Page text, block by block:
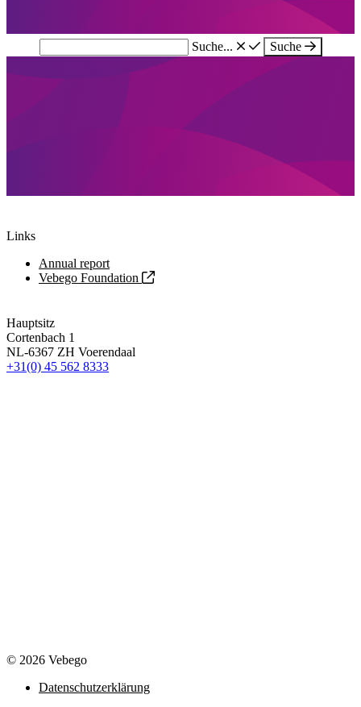
Suche... Suche
Links
Annual report
Vebego Foundation
Hauptsitz
Cortenbach 1
NL-6367 ZH Voerendaal
+31(0) 45 562 8333
© 2026 Vebego
Datenschutzerklärung